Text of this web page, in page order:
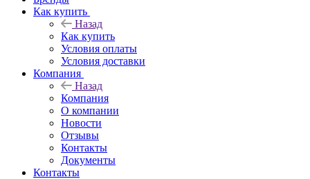
Как купить
Назад
Как купить
Условия оплаты
Условия доставки
Компания
Назад
Компания
О компании
Новости
Отзывы
Контакты
Документы
Контакты